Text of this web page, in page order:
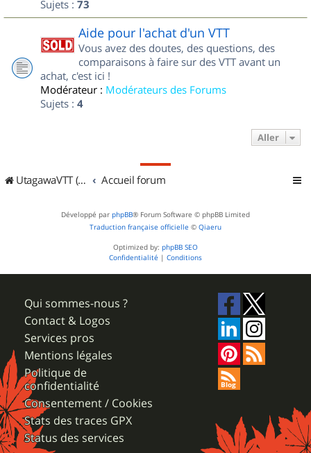
Sujets : 73
Aide pour l'achat d'un VTT
Vous avez des doutes, des questions, des
comparaisons à faire sur des VTT avant un
achat, c'est ici !
Modérateur : Modérateurs des Forums
Sujets : 4
Aller
UtagawaVTT (Randos VTT et VTTAE avec traces GPS) Accueil forum
Développé par phpBB® Forum Software © phpBB Limited
Traduction française officielle © Qiaeru
Optimized by: phpBB SEO
Confidentialité | Conditions
Qui sommes-nous ?
Contact & Logos
Services pros
Mentions légales
Politique de
confidentialité
Consentement / Cookies
Stats des traces GPX
Status des services